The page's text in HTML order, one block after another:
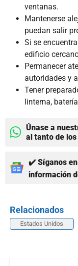
ventanas.
Mantenerse
puedan salir
Si se
edificio
Permanecer
autoridades y
Tener
linterna,
Únase a
al tanto de
✔️ Síganos en
información
Relacionados
Estados Unidos